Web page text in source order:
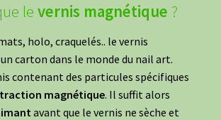
le vernis magnétique ?
holo, craquelés.. le vernis
carton dans le monde du nail art.
contenant des particules spécifiques
magnétique. Il suffit alors
avant que le vernis ne sèche et